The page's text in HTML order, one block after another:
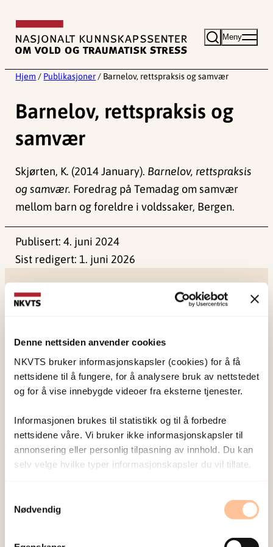
Denne nettsiden anvender cookies
NKVTS bruker informasjonskapsler (cookies) for å få
nettsidene til å fungere, for å analysere bruk av nettstedet
og for å vise innebygde videoer fra eksterne tjenester.
Informasjonen brukes til statistikk og til å forbedre
nettsidene våre. Vi bruker ikke informasjonskapsler til
annonsering eller personlig tilpasning av innhold. Du kan
selv velge hvilke typer informasjonskapsler du vil tillate.
Nødvendig
innhold
Meny
Hjem / Publikasjoner / Barnelov, rettspraksis og samvær
Barnelov, rettspraksis og
samvær
Skjørten, K. (2014 January). Barnelov, rettspraksis
og samvær. Foredrag på Temadag om samvær
mellom barn og foreldre i voldssaker, Bergen.
Publisert:4. juni 2024
Sist redigert: 1. juni 2026
om vold og traumatisk stress. Formålet er å bidra
til å forebygge og redusere de helsemessige og
stress kan medføre.
Om oss
Publikasjoner